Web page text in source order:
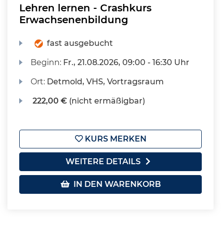
Lehren lernen - Crashkurs
Erwachsenenbildung
fast ausgebucht
Beginn: Fr., 21.08.2026, 09:00 - 16:30 Uhr
Ort: Detmold, VHS, Vortragsraum
222,00 € (nicht ermäßigbar)
KURS MERKEN
WEITERE DETAILS
IN DEN WARENKORB